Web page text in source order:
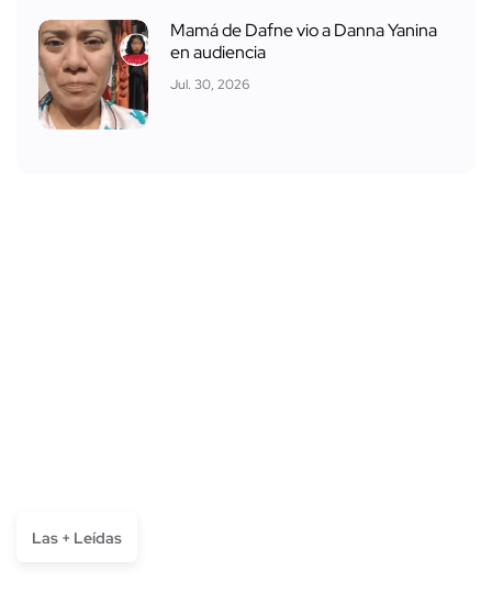
Mamá de Dafne vio a Danna Yanina
en audiencia
Jul. 30, 2026
Las + Leídas